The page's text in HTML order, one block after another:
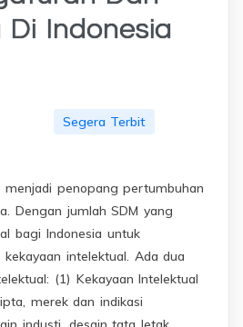
Di Indonesia
Segera Terbit
menjadi penopang pertumbuhan
Dengan jumlah SDM yang
bagi Indonesia untuk
intelektual. Ada dua
(1) Kekayaan Intelektual
merek dan indikasi